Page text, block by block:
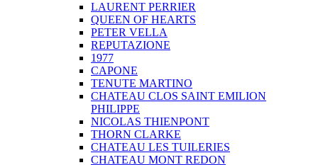
LAURENT PERRIER
QUEEN OF HEARTS
PETER VELLA
REPUTAZIONE
1977
CAPONE
TENUTE MARTINO
CHATEAU CLOS SAINT EMILION
PHILIPPE
NICOLAS THIENPONT
THORN CLARKE
CHATEAU LES TUILERIES
CHATEAU MONT REDON